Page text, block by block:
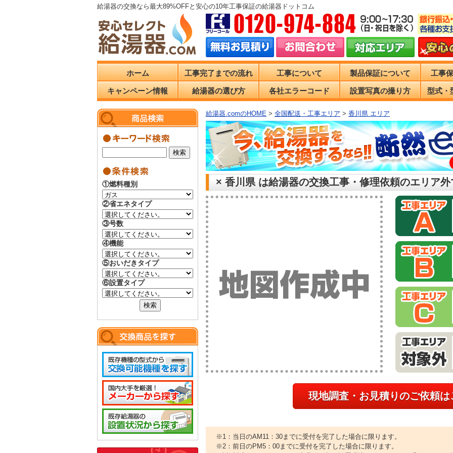
給湯器の交換なら最大89%OFFと安心の10年工事保証の給湯器ドットコム
ホーム 工事完了までの流れ 工事について 製品保証について 工事
キャンペーン情報 給湯器の選び方 各社エラーコード 設置写真の撮り方 型式・
給湯器.comのHOME > 全国配送・工事エリア > 香川県 エリア
× 香川県 は給湯器の交換工事・修理依頼のエリア外
現地調査・お見積りのご依頼は
※1：当日のAM11：30までに受付を完了した場合に限ります。
※2：前日のPM5：00までに受付を完了した場合に限ります。
①燃料種別
②省エネタイプ
③号数
④機能
⑤おいだきタイプ
⑥設置タイプ